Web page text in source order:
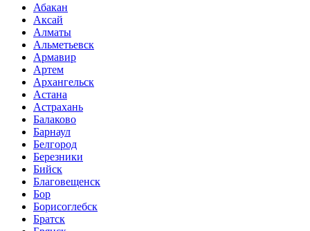
Абакан
Аксай
Алматы
Альметьевск
Армавир
Артем
Архангельск
Астана
Астрахань
Балаково
Барнаул
Белгород
Березники
Бийск
Благовещенск
Бор
Борисоглебск
Братск